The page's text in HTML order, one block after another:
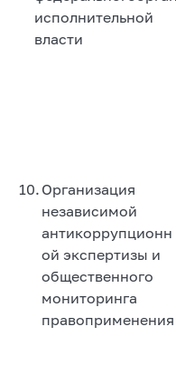
исполнительной
власти
10. Организация
независимой
антикоррупционн
ой экспертизы и
общественного
мониторинга
правоприменения